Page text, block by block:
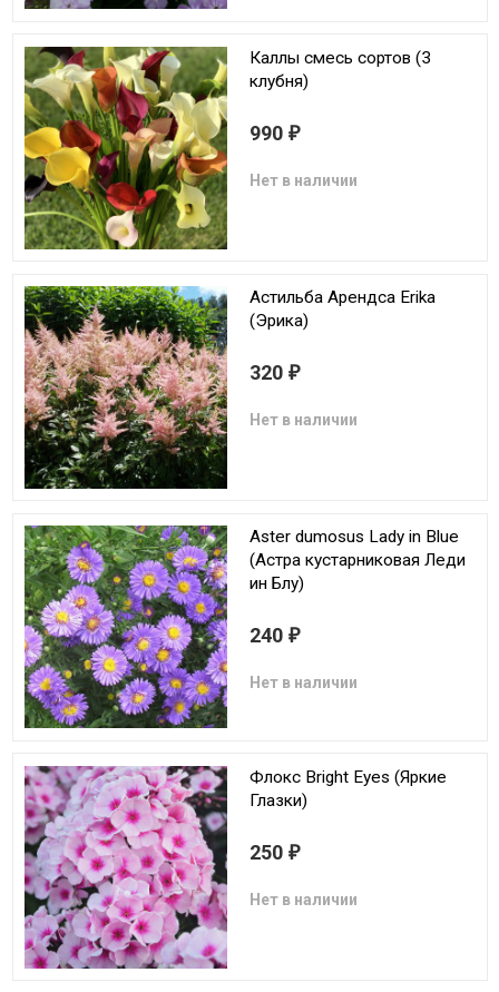
Каллы смесь сортов (3
клубня)
990 ₽
Нет в наличии
Астильба Арендса Erika
(Эрика)
320 ₽
Нет в наличии
Aster dumosus Lady in Blue
(Астра кустарниковая Леди
ин Блу)
240 ₽
Нет в наличии
Флокс Bright Eyes (Яркие
Глазки)
250 ₽
Нет в наличии